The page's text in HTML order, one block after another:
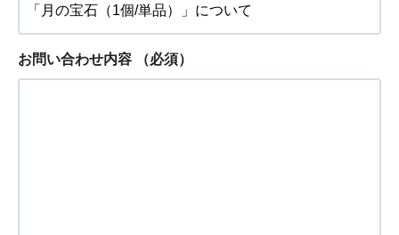
お問い合わせ内容 （必須）